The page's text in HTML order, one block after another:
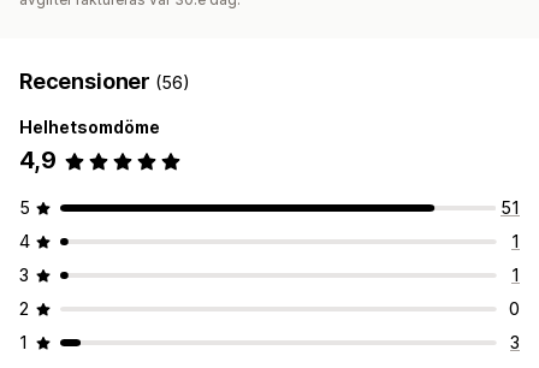
Recensioner (56)
Helhetsomdöme
4,9
5
51
4
1
3
1
2
0
1
3